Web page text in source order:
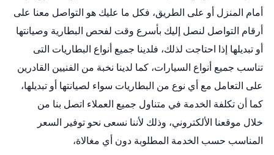
أمام المنزل أو على الطريق، فكل ما عليك هو التواصل معنا على
أرقام التواصل لنصل إليك بأسرع وقت لفحص البطارية وصيانتها
أو تبديلها إذا احتاجت لذلك، فلدينا جميع أنواع البطاريات التى
تناسب جميع أنواع السيارات، كما لدينا نخبة من الفنيين القادرين
على التعامل مع أي نوع من البطاريات سواء لصيانتها أو تبديلها،
كما أن تكلفة الخدمة في متناول جميع العملاء اتصل بنا من
خلال موقعنا الألكتروني، وذلك لأننا نسعى نحو توفير السعر
المناسب حسب الخدمة المطلوبة دون أي مغالاة،